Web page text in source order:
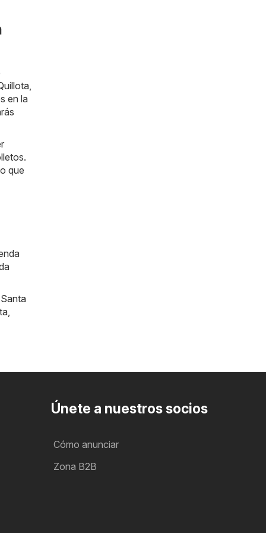
en la
que
Santa
,
Únete a nuestros socios
Cómo anunciar
Zona B2B